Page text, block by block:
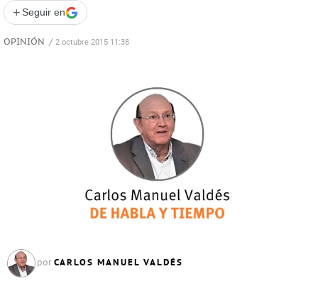
+ Seguir en
OPINIÓN / 2 octubre 2015 11:38
por CARLOS MANUEL VALDÉS